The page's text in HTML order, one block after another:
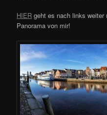
HIER geht es nach links
Panorama von mir!